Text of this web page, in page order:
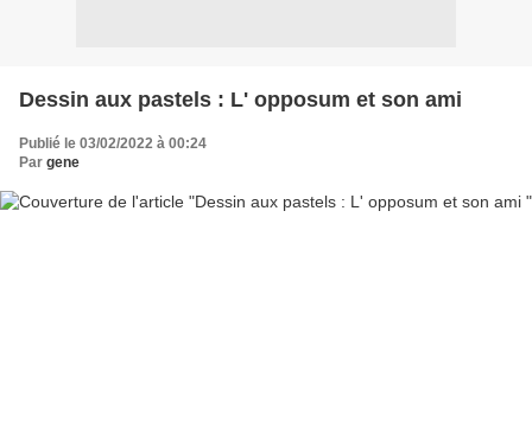
Dessin aux pastels : L' opposum et son ami
Publié le 03/02/2022 à 00:24
Par gene